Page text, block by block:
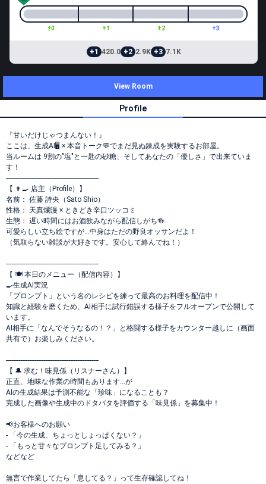
±0 +1 +2 +3
+1 420.0 +2 2.9K +3 7.1K
View Room
Profile
『甘いだけじゃつまんない！』
ここは、生成AI🖥️ × 本音トーク💬でまだ見ぬ錬成を実験するお部屋。
当ルームは 9割の"塩"と一匙の砂糖、そしてあなたの「優しさ」で出来ていま
す！
----------------------------------------------------
【 👩‍🍳 店主（Profile）】
名前： 佐藤 詩央（Sato Shio）
性格： 天真爛漫 × ときどき辛口ツッコミ
生態： 遅い時間にはお酒飲みながら配信しがち🍻
可愛らしい立ち絵ですが…中身はただの野良オッサンだよ！
（気取らない雑談が大好きです。安心して絡んでね！）
----------------------------------------------------
【 🍽 本日のメニュー（配信内容）】
🍳生成AI実況
「プロンプト」という名のレシピを練って最高のお料理を配信中！
知識と経験を磨くため、AI相手に試行錯誤する様子をフルオープンで公開して
います。
AI相手に「なんでそうなるの！？」と格闘する様子をカウンター越しに（画面
共有で）お楽しみください。
----------------------------------------------------
【 🔔 求む！味見係（リスナーさん）】
正直、地味な作業の時間もあります…が
AIの生成結果は予測不能な「珍味」になることも？
完成した画像や生成中のドタバタを評価する「味見係」を募集中！
📢お客様へのお願い
- 「今の生成、ちょっとしょっぱくない？」
- 「もっと甘々なプロンプト足してみる？」
などなど
無言で作業してたら「息してる？」って生存確認してね！